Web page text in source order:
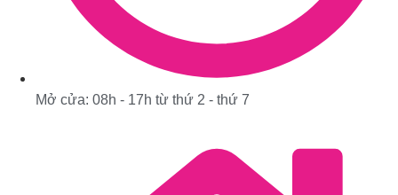
Mở cửa: 08h - 17h từ thứ 2 - thứ 7